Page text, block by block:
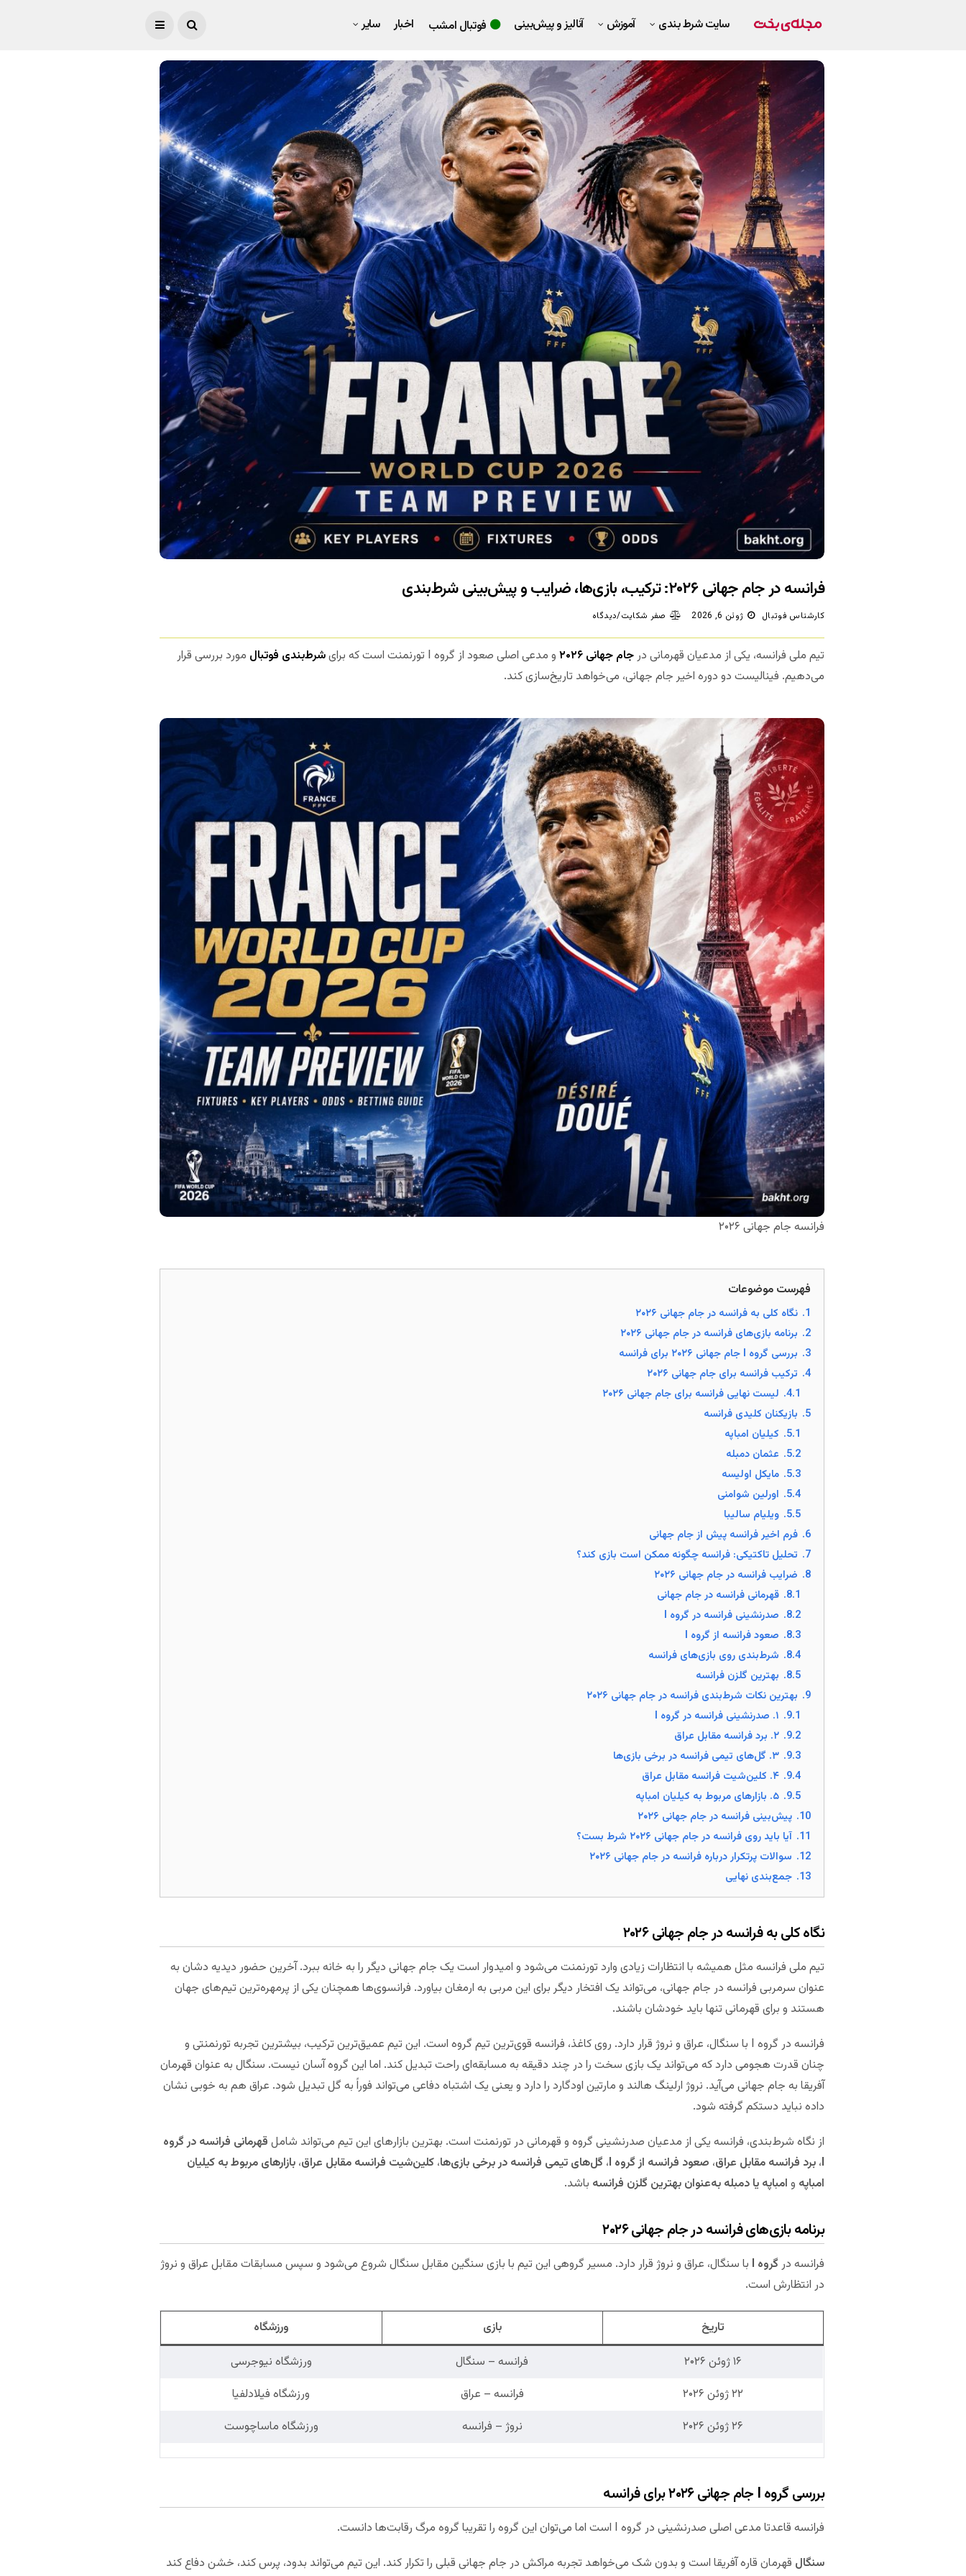
سایت شرط بندی آموزش آنالیز و پیش‌بینی فوتبال امشب اخبار سایر
فرانسه در جام جهانی ۲۰۲۶: ترکیب، بازی‌ها، ضرایب و پیش‌بینی شرط‌بندی
کارشناس فوتبال ژوئن 6, 2026 صفر شکایت/دیدگاه
تیم ملی فرانسه، یکی از مدعیان قهرمانی در جام جهانی ۲۰۲۶ و مدعی اصلی صعود از گروه I تورنمنت است که برای شرط‌بندی فوتبال مورد بررسی قرار
می‌دهیم. فینالیست دو دوره اخیر جام جهانی، می‌خواهد تاریخ‌سازی کند.
فرانسه جام جهانی ۲۰۲۶
فهرست موضوعات
1. نگاه کلی به فرانسه در جام جهانی ۲۰۲۶
2. برنامه بازی‌های فرانسه در جام جهانی ۲۰۲۶
3. بررسی گروه I جام جهانی ۲۰۲۶ برای فرانسه
4. ترکیب فرانسه برای جام جهانی ۲۰۲۶
4.1. لیست نهایی فرانسه برای جام جهانی ۲۰۲۶
5. بازیکنان کلیدی فرانسه
5.1. کیلیان امباپه
5.2. عثمان دمبله
5.3. مایکل اولیسه
5.4. اورلین شوامنی
5.5. ویلیام سالیبا
6. فرم اخیر فرانسه پیش از جام جهانی
7. تحلیل تاکتیکی: فرانسه چگونه ممکن است بازی کند؟
8. ضرایب فرانسه در جام جهانی ۲۰۲۶
8.1. قهرمانی فرانسه در جام جهانی
8.2. صدرنشینی فرانسه در گروه I
8.3. صعود فرانسه از گروه I
8.4. شرط‌بندی روی بازی‌های فرانسه
8.5. بهترین گلزن فرانسه
9. بهترین نکات شرط‌بندی فرانسه در جام جهانی ۲۰۲۶
9.1. ۱. صدرنشینی فرانسه در گروه I
9.2. ۲. برد فرانسه مقابل عراق
9.3. ۳. گل‌های تیمی فرانسه در برخی بازی‌ها
9.4. ۴. کلین‌شیت فرانسه مقابل عراق
9.5. ۵. بازارهای مربوط به کیلیان امباپه
10. پیش‌بینی فرانسه در جام جهانی ۲۰۲۶
11. آیا باید روی فرانسه در جام جهانی ۲۰۲۶ شرط بست؟
12. سوالات پرتکرار درباره فرانسه در جام جهانی ۲۰۲۶
13. جمع‌بندی نهایی
نگاه کلی به فرانسه در جام جهانی ۲۰۲۶
تیم ملی فرانسه مثل همیشه با انتظارات زیادی وارد تورنمنت می‌شود و امیدوار است یک جام جهانی دیگر را به خانه ببرد. آخرین حضور دیدیه دشان به
عنوان سرمربی فرانسه در جام جهانی، می‌تواند یک افتخار دیگر برای این مربی به ارمغان بیاورد. فرانسوی‌ها همچنان یکی از پرمهره‌ترین تیم‌های جهان
هستند و برای قهرمانی تنها باید خودشان باشند.
فرانسه در گروه I با سنگال، عراق و نروژ قرار دارد. روی کاغذ، فرانسه قوی‌ترین تیم گروه است. این تیم عمیق‌ترین ترکیب، بیشترین تجربه تورنمنتی و
چنان قدرت هجومی دارد که می‌تواند یک بازی سخت را در چند دقیقه به مسابقه‌ای راحت تبدیل کند. اما این گروه آسان نیست. سنگال به عنوان قهرمان
آفریقا به جام جهانی می‌آید. نروژ ارلینگ هالند و مارتین اودگارد را دارد و یعنی یک اشتباه دفاعی می‌تواند فوراً به گل تبدیل شود. عراق هم به خوبی نشان
داده نباید دستکم گرفته شود.
از نگاه شرط‌بندی، فرانسه یکی از مدعیان صدرنشینی گروه و قهرمانی در تورنمنت است. بهترین بازارهای این تیم می‌تواند شامل قهرمانی فرانسه در گروه
I، برد فرانسه مقابل عراق، صعود فرانسه از گروه I ، گل‌های تیمی فرانسه در برخی بازی‌ها، کلین‌شیت فرانسه مقابل عراق، بازارهای مربوط به کیلیان
امباپه و امباپه یا دمبله به‌عنوان بهترین گلزن فرانسه باشد.
برنامه بازی‌های فرانسه در جام جهانی ۲۰۲۶
فرانسه در گروه I با سنگال، عراق و نروژ قرار دارد. مسیر گروهی این تیم با بازی سنگین مقابل سنگال شروع می‌شود و سپس مسابقات مقابل عراق و نروژ
در انتظارش است.
تاریخ بازی
ورزشگاه
۱۶ ژوئن ۲۰۲۶
فرانسه – سنگال
ورزشگاه نیوجرسی
۲۲ ژوئن ۲۰۲۶
فرانسه – عراق
ورزشگاه فیلادلفیا
۲۶ ژوئن ۲۰۲۶
نروژ – فرانسه ورزشگاه ماساچوست
بررسی گروه I جام جهانی ۲۰۲۶ برای فرانسه
فرانسه قاعدتا مدعی اصلی صدرنشینی در گروه I است اما می‌توان این گروه را تقریبا گروه مرگ رقابت‌ها دانست.
سنگال قهرمان قاره آفریقا است و بدون شک می‌خواهد تجربه مراکش در جام جهانی قبلی را تکرار کند. این تیم می‌تواند بدود، پرس کند، خشن دفاع کند